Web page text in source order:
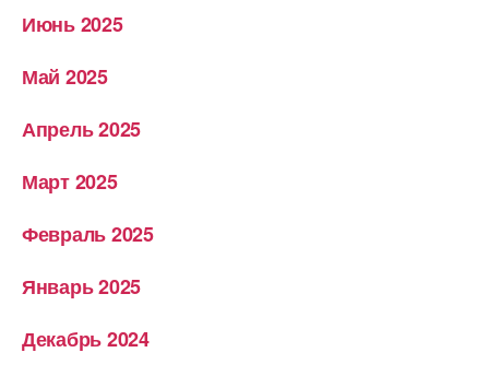
Июнь 2025
Май 2025
Апрель 2025
Март 2025
Февраль 2025
Январь 2025
Декабрь 2024